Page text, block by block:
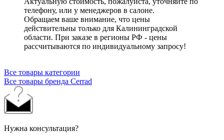
телефону, или у менеджеров в салоне.
Обращаем ваше внимание, что цены
действительны только для Калининградской
области. При заказе в регионы РФ - цены
рассчитываются по индивидуальному запросу!
Все товары категории
Все товары бренда Cerrad
Нужна консультация?